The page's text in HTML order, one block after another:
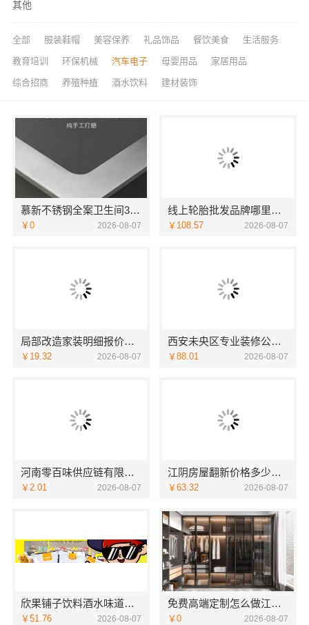
其他
全部 服装鞋帽 美容保养 礼品饰品 餐饮美食 生活服务
教育培训 环保机械 汽车电子 母婴用品 家居用品
综合招商 养殖种植 酒水饮料 建材装饰
慕新不锈钢全案卫生间304材质
￥0 2026-08-07
线上轮胎批发品牌哪里买，湖北省腾冠畅实业贸易有限公司一手货源
￥108.57 2026-08-07
局部改造家装明细报价，万赢饰家新型建筑材料有限公司精准核算
￥19.32 2026-08-07
西安未央区专业装修公寓免费量房居安天成
￥88.01 2026-08-07
河南零百味供应链有限公司社区整店输出量贩零食适配全场景
￥2.01 2026-08-07
江阴房屋翻新价格多少？无锡亿莱居装饰工程材料有限公司全流程品控
￥63.32 2026-08-07
欣果铺子饮料酒水味道非常不错
￥51.76 2026-08-07
免费高端定制怎么做江苏东钢金属家居有限公司
￥0 2026-08-07